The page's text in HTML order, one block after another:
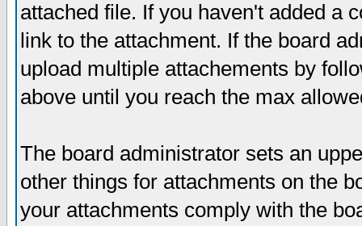
attached file. If you haven't added a
link to the attachment. If the board
upload multiple attachements by
above until you reach the max
The board administrator sets an
other things for attachments on the
your attachments comply with the